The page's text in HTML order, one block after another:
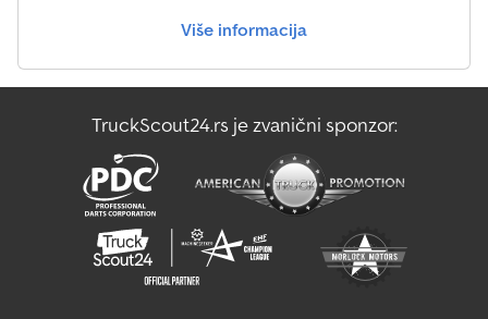
Više informacija
TruckScout24.rs je zvanični sponzor: